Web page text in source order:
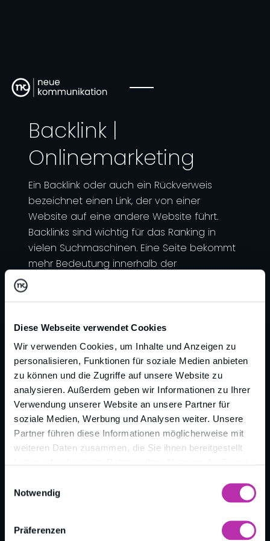
Diese Webseite verwendet Cookies
Wir verwenden Cookies, um Inhalte und Anzeigen zu
personalisieren, Funktionen für soziale Medien anbieten
zu können und die Zugriffe auf unsere Website zu
analysieren. Außerdem geben wir Informationen zu Ihrer
Verwendung unserer Website an unsere Partner für
soziale Medien, Werbung und Analysen weiter. Unsere
Partner führen diese Informationen möglicherweise mit
weiteren Daten zusammen, die Sie ihnen bereitgestellt
Notwendig
Präferenzen
Backlink |
Onlinemarketing
Ein Backlink oder auch ein Rückverweis
bezeichnet einen Link, der von einer
Website auf eine andere Website führt.
Backlinks sind wichtig für das Ranking in
vielen Suchmaschinen. Eine Seite bekommt
mehr Bedeutung innerhalb der